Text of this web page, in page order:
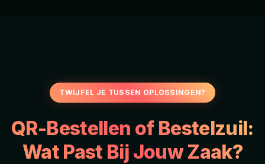
TWIJFEL JE TUSSEN OPLOSSINGEN?
QR-Bestellen of Bestelzuil:
Wat Past Bij Jouw Zaak?